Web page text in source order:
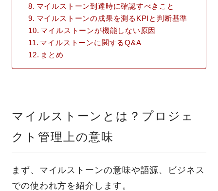
マイルストーン到達時に確認すべきこと
マイルストーンの成果を測るKPIと判断基準
マイルストーンが機能しない原因
マイルストーンに関するQ&A
まとめ
マイルストーンとは？プロジェ
クト管理上の意味
まず、マイルストーンの意味や語源、ビジネス
での使われ方を紹介します。